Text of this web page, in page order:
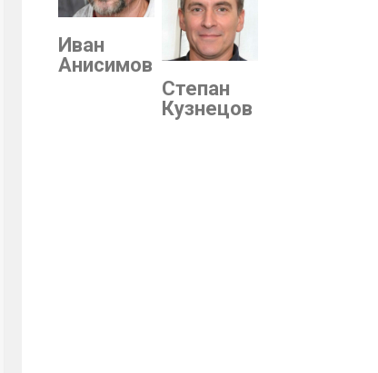
Иван
Анисимов
Степан
Кузнецов